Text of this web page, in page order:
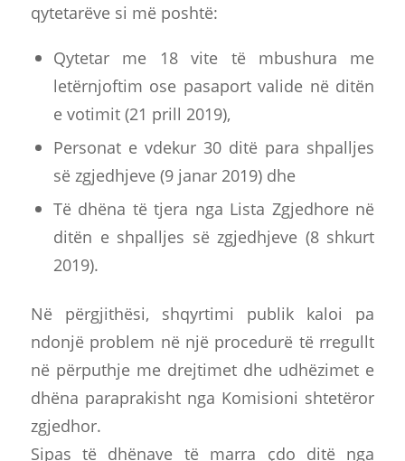
qytetarëve si më poshtë:
Qytetar me 18 vite të mbushura me
letërnjoftim ose pasaport valide në ditën
e votimit (21 prill 2019),
Personat e vdekur 30 ditë para shpalljes
së zgjedhjeve (9 janar 2019) dhe
Të dhëna të tjera nga Lista Zgjedhore në
ditën e shpalljes së zgjedhjeve (8 shkurt
2019).
Në përgjithësi, shqyrtimi publik kaloi pa
ndonjë problem në një procedurë të rregullt
në përputhje me drejtimet dhe udhëzimet e
dhëna paraprakisht nga Komisioni shtetëror
zgjedhor.
Sipas të dhënave të marra çdo ditë nga